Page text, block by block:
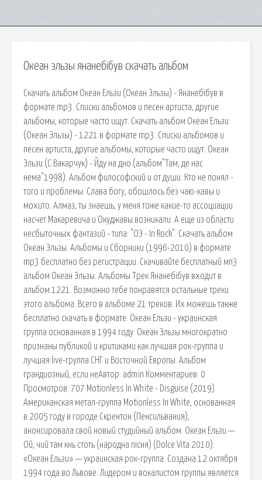
Океан эльзы янанебібув скачать альбом
Скачать альбом Океан Ельзи (Океан Эльзы) - Янанебібув в
формате mp3. Списки альбомов и песен артиста, другие
альбомы, которые часто ищут. Скачать альбом Океан Ельзи
(Океан Эльзы) - 1221 в формате mp3. Списки альбомов и
песен артиста, другие альбомы, которые часто ищут. Океан
Эльзи (С.Вакарчук) - Йду на дно (альбом"Там, де нас
нема"1998). Альбом философский и от души. Кто не понял -
того и проблемы. Слава богу, обошлось без чаю-кавы и
мохито. Алмаз, ты знаешь, у меня тоже какие-то ассоциации
насчет Макаревича и Окуджавы возникали. А еще из области
несбыточных фантазий - типа: "ОЭ - In Rock". Скачать альбом
Океан Эльзы. Альбомы и Сборники (1996-2010) в формате
mp3 бесплатно без регистрации. Скачивайте бесплатный мп3
альбом Океан Эльзы. Альбомы Трек Янанебібув входит в
альбом 1221. Возможно тебе понравятся остальные треки
этого альбома. Всего в альбоме 21 треков. Их можешь также
бесплатно скачать в формате. Океан Ельзи - украинская
группа основанная в 1994 году. Океан Эльзы многократно
признаны публикой и критиками как лучшая рок-группа и
лучшая live-группа СНГ и Восточной Европы. Альбом
грандиозный, если неАвтор: admin Комментариев: 0
Просмотров: 707 Motionless In White - Disguise (2019)
Американская метал-группа Motionless In White, основанная
в 2005 году в городе Скрентон (Пенсильвания),
анонсировала свой новый студийный альбом. Океан Ельзи —
Ой, чий там кнь стоть (народна пісня) (Dolce Vita 2010).
«Океан Ельзи» — украинская рок-группа. Создана 12 октября
1994 года во Львове. Лидером и вокалистом группы является